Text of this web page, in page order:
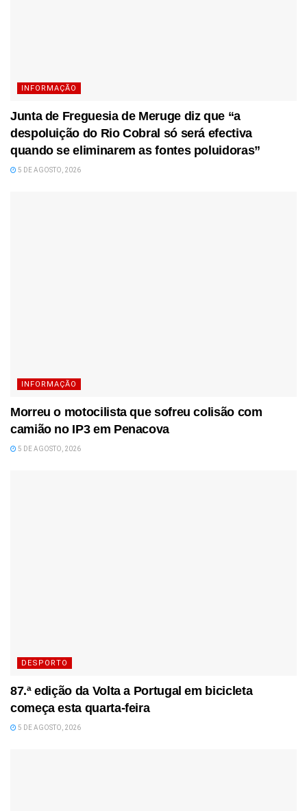
INFORMAÇÃO
Junta de Freguesia de Meruge diz que “a
despoluição do Rio Cobral só será efectiva
quando se eliminarem as fontes poluidoras”
5 DE AGOSTO, 2026
INFORMAÇÃO
Morreu o motocilista que sofreu colisão com
camião no IP3 em Penacova
5 DE AGOSTO, 2026
DESPORTO
87.ª edição da Volta a Portugal em bicicleta
começa esta quarta-feira
5 DE AGOSTO, 2026